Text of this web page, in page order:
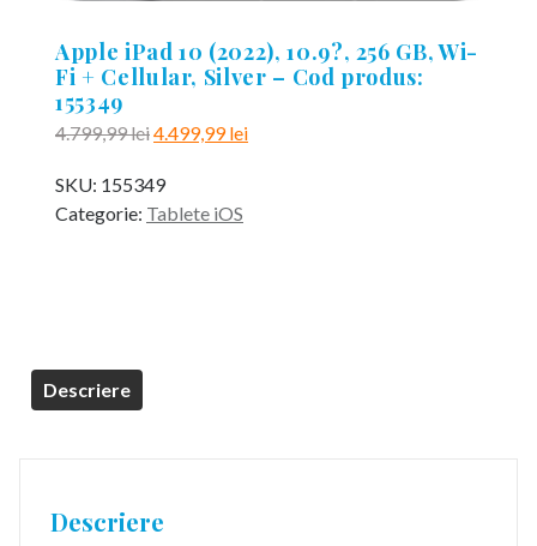
Apple iPad 10 (2022), 10.9?, 256 GB, Wi-
Fi + Cellular, Silver – Cod produs:
155349
4.799,99leiPrețul
a
fost:
4.499,99leiPrețul
SKU: 155349
Categorie: Tablete iOS
Descriere
Descriere